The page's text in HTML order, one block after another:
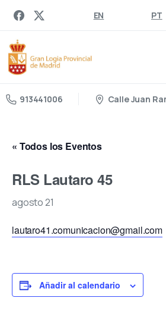
EN PT
913441006 Calle Juan
« Todos los Eventos
RLS Lautaro 45
agosto 21
lautaro41.comunicacion@gmail.com
Añadir al calendario